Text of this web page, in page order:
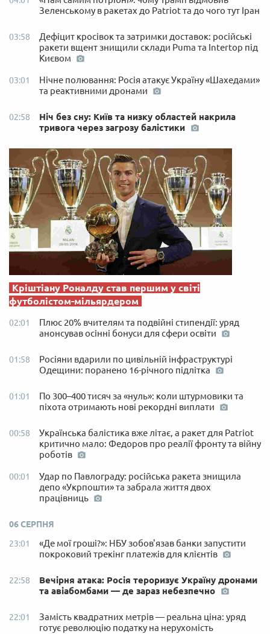
Зеленському в ракетах до Patriot та до чого тут Іран
03:58
Дефіцит кросівок та затримки доставок: російські
ракети вщент знищили склади Puma та Intertop під
Києвом
03:01
Нічне полювання: Росія атакує Україну «Шахедами»
та реактивними дронами
02:58
Ніч без сну: Київ та низку областей накрила
тривога через загрозу балістики
Кріштіану Роналду став першим у світі
футболістом-мільярдером
02:01
Плюс 20% вчителям та подвійні стипендії: уряд
анонсував осінні бонуси для сфери освіти
01:58
Росіяни вдарили по цивільній інфраструктурі
Одещини: поранено 16-річного підлітка
01:01
По 300–400 тисяч за «нуль»: коли штурмовики та
піхота отримають нові рекордні виплати
00:58
Українська балістика вже літає, а ракет для Patriot
критично мало: Федоров про реалії фронту та війну
роботів
00:01
Удар по Павлограду: російська ракета знищила
депо «Укрпошти» та забрала життя двох
працівниць
06 СЕРПНЯ
23:01
«Де мої гроші?»: НБУ зобов'язав банки запустити
покроковий трекінг платежів для клієнтів
22:58
Вечірня атака: Росія тероризує Україну дронами
та авіабомбами — де зараз небезпечно
22:01
Замість квадратних метрів — реальна ціна: уряд
готує революцію податку на нерухомість